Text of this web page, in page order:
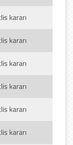
kararı
kararı
kararı
kararı
kararı
kararı